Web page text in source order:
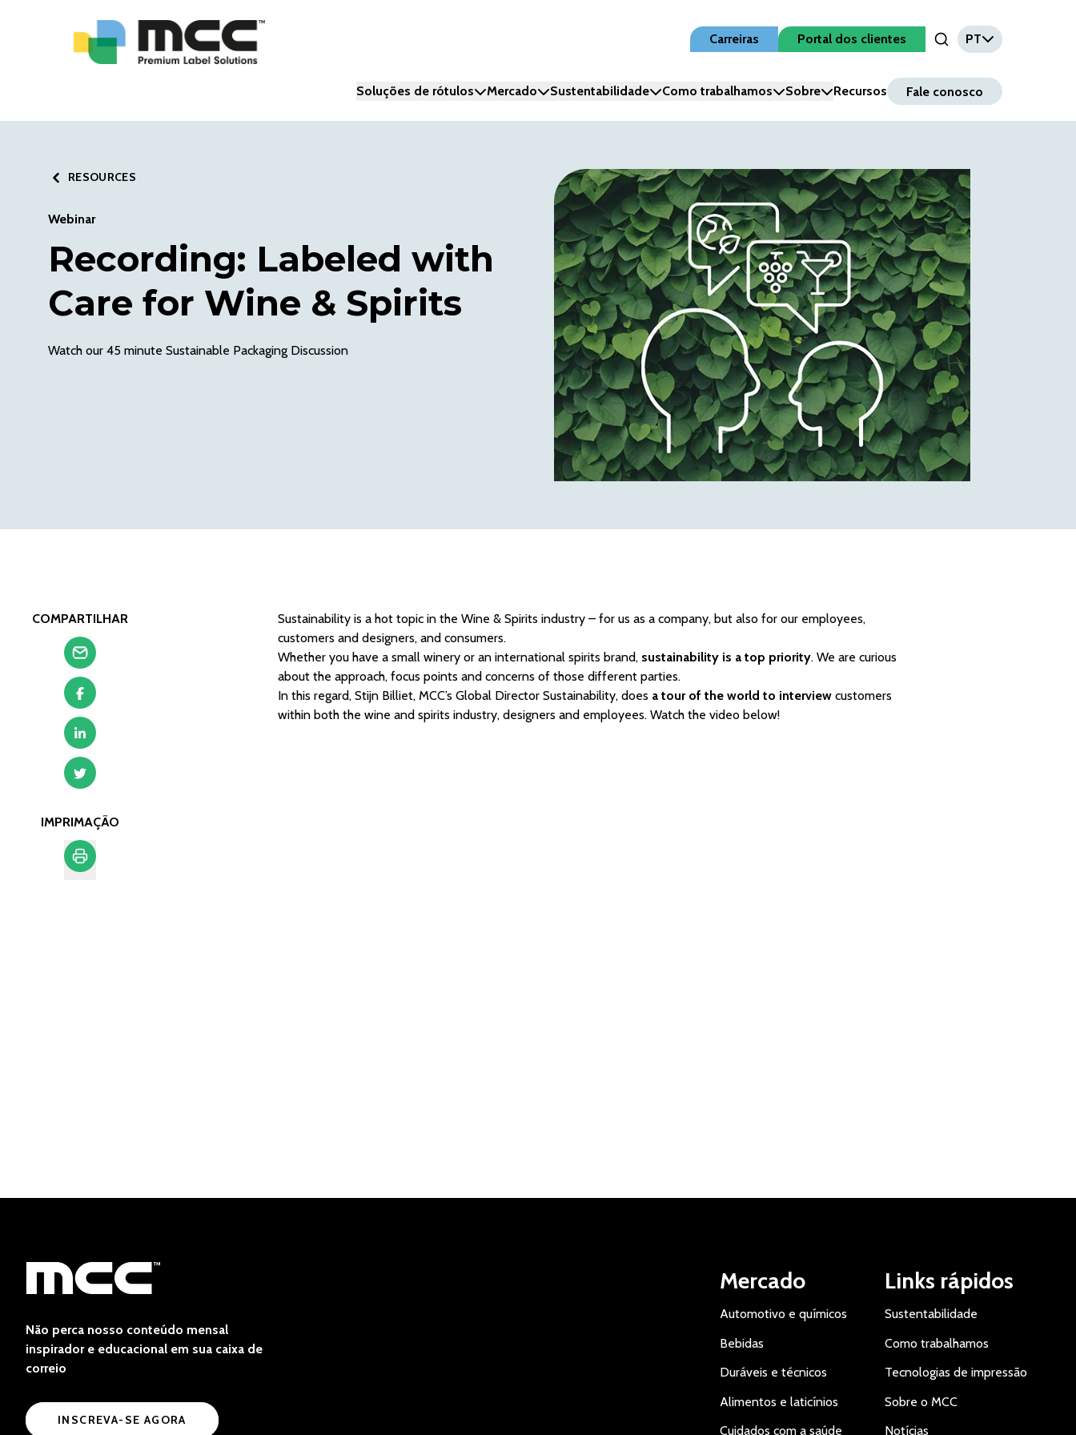
Carreiras
Portal dos clientes
Open Search Input
PT
Soluções de rótulos Mercado Sustentabilidade Como trabalhamos Sobre Recursos Fale conosco
RESOURCES
Webinar
Recording: Labeled with
Care for Wine & Spirits
Watch our 45 minute Sustainable Packaging Discussion
COMPARTILHAR
IMPRIMAÇÃO
Sustainability is a hot topic in the Wine & Spirits industry – for us as a company, but also for our employees,
customers and designers, and consumers.
Whether you have a small winery or an international spirits brand, sustainability is a top priority. We are curious
about the approach, focus points and concerns of those different parties.
In this regard, Stijn Billiet, MCC’s Global Director Sustainability, does a tour of the world to interviewcustomers
within both the wine and spirits industry, designers and employees. Watch the video below!
Não perca nosso conteúdo mensal
inspirador e educacional em sua caixa de
correio
INSCREVA-SE AGORA
Mercado
Automotivo e químicos
Bebidas
Duráveis e técnicos
Alimentos e laticínios
Cuidados com a saúde
Links rápidos
Sustentabilidade
Como trabalhamos
Tecnologias de impressão
Sobre o MCC
Notícias